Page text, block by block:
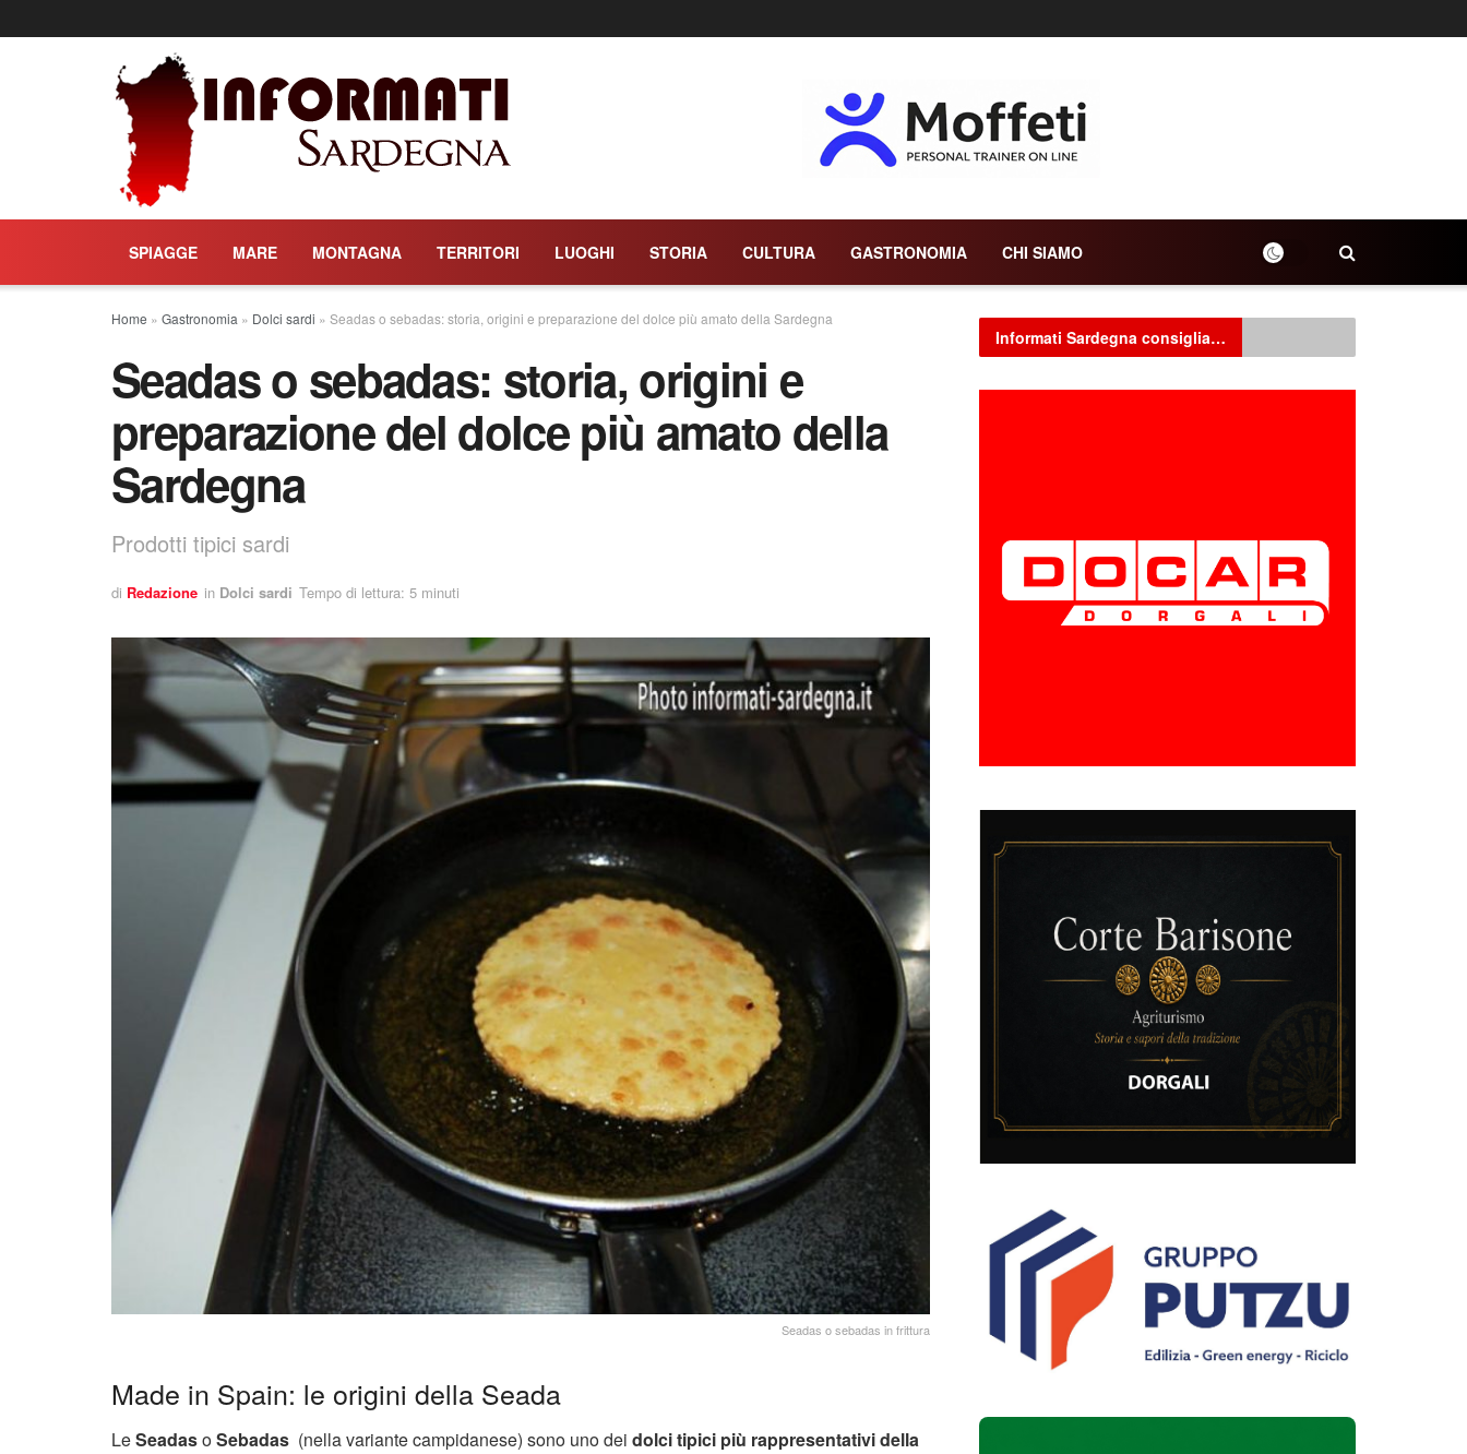
SPIAGGE MARE MONTAGNA TERRITORI LUOGHI STORIA CULTURA GASTRONOMIA CHI SIAMO
Home » Gastronomia » Dolci sardi » Seadas o sebadas: storia, origini e preparazione del dolce più amato della Sardegna
Seadas o sebadas: storia, origini e
preparazione del dolce più amato della
Sardegna
Prodotti tipici sardi
di Redazione in Dolci sardi Tempo di lettura: 5 minuti
Seadas o sebadas in frittura
Made in Spain: le origini della Seada
LeSeadasoSebadas (nella variante campidanese) sono uno dei dolci tipici più rappresentativi della
Informati Sardegna consiglia…